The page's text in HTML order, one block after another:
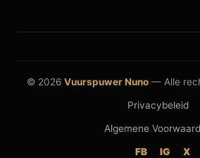
© 2026 Vuurspuwer Nuno— Alle
Privacybeleid
Algemene
FB IG X